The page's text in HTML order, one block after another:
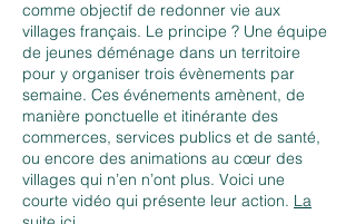
comme objectif de redonner vie aux
villages français. Le principe ? Une équipe
de jeunes déménage dans un territoire
pour y organiser trois évènements par
semaine. Ces événements amènent, de
manière ponctuelle et itinérante des
commerces, services publics et de santé,
ou encore des animations au cœur des
villages qui n’en n’ont plus. Voici une
courte vidéo qui présente leur action. La